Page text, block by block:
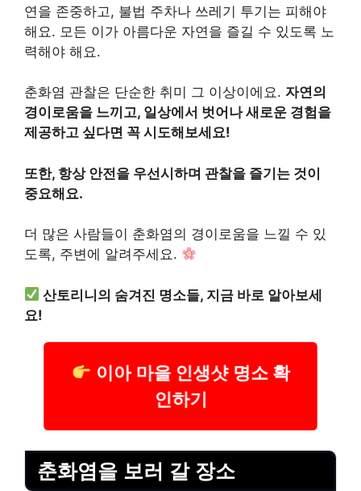
연을 존중하고, 불법 주차나 쓰레기 투기는 피해야
해요. 모든 이가 아름다운 자연을 즐길 수 있도록 노
력해야 해요.
춘화염 관찰은 단순한 취미 그 이상이에요. 자연의
경이로움을 느끼고, 일상에서 벗어나 새로운 경험을
제공하고 싶다면 꼭 시도해보세요!
또한, 항상 안전을 우선시하며 관찰을 즐기는 것이
중요해요.
더 많은 사람들이 춘화염의 경이로움을 느낄 수 있
도록, 주변에 알려주세요.
산토리니의 숨겨진 명소들, 지금 바로 알아보세
요!
이아 마을 인생샷 명소 확
인하기
춘화염을 보러 갈 장소